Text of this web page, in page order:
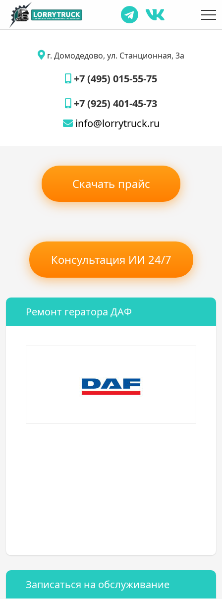
г. Домодедово, ул. Станционная, 3а
+7 (495) 015-55-75
+7 (925) 401-45-73
info@lorrytruck.ru
Скачать прайс
Консультация ИИ 24/7
Ремонт гератора ДАФ
Записаться на обслуживание